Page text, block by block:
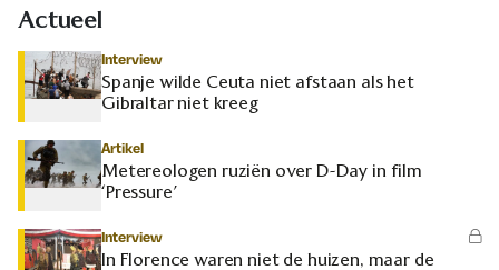
Actueel
Interview
Spanje wilde Ceuta niet afstaan als het
Gibraltar niet kreeg
Artikel
Metereologen ruziën over D-Day in film
‘Pressure’
Interview
In Florence waren niet de huizen, maar de